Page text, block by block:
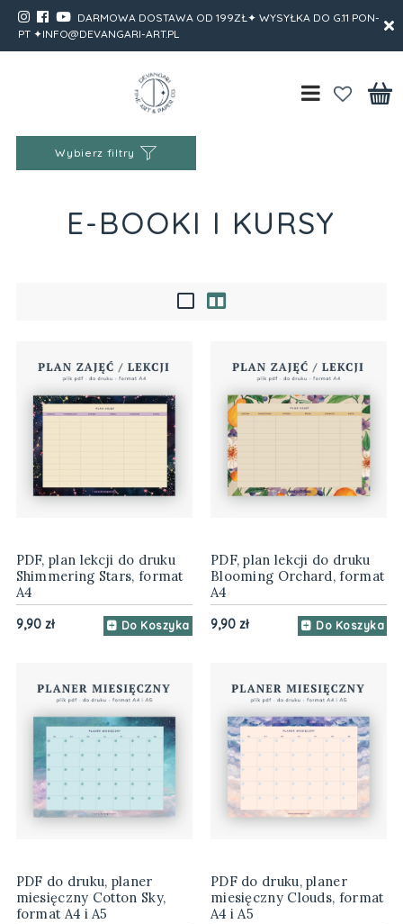
DARMOWA DOSTAWA OD 199ZŁ✦ WYSYŁKA DO G.11 PON-
PT ✦INFO@DEVANGARI-ART.PL
Wybierz filtry
E-BOOKI I KURSY
PDF, plan lekcji do druku
Shimmering Stars, format
A4
9,90 zł Do Koszyka
PDF, plan lekcji do druku
Blooming Orchard, format
A4
9,90 zł Do Koszyka
PDF do druku, planer
miesięczny Cotton Sky,
format A4 i A5
PDF do druku, planer
miesięczny Clouds, format
A4 i A5